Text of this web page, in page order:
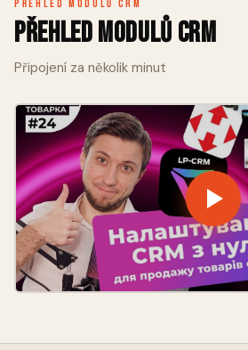
Přehled modulů CRM
Přehled modulů CRM
Připojení za několik minut